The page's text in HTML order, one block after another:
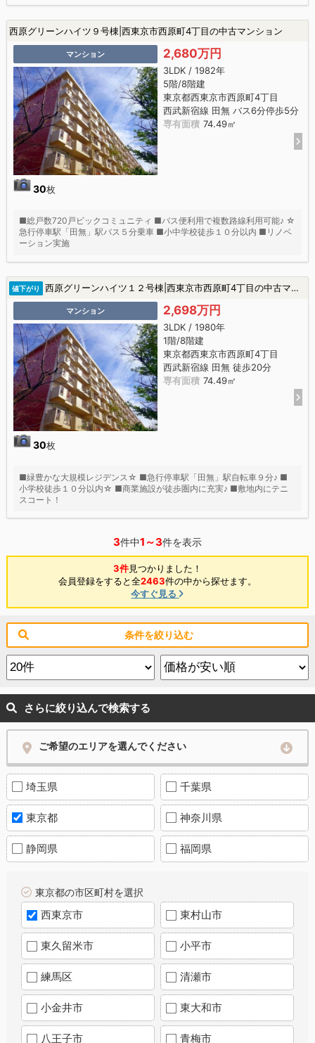
西原グリーンハイツ９号棟|西東京市西原町4丁目の中古マンション
マンション
30枚
2,680万円
3LDK / 1982年
5階/8階建
東京都西東京市西原町4丁目
西武新宿線 田無 バス6分停歩5分
専有面積 74.49㎡
■総戸数720戸ビックコミュニティ ■バス便利用で複数路線利用可能♪ ☆
急行停車駅「田無」駅バス５分乗車 ■小中学校徒歩１０分以内 ■リノベ
ーション実施
値下がり 西原グリーンハイツ１２号棟|西東京市西原町4丁目の中古マンション
マンション
30枚
2,698万円
3LDK / 1980年
1階/8階建
東京都西東京市西原町4丁目
西武新宿線 田無 徒歩20分
専有面積 74.49㎡
■緑豊かな大規模レジデンス☆ ■急行停車駅「田無」駅自転車９分♪ ■
小学校徒歩１０分以内☆ ■商業施設が徒歩圏内に充実♪ ■敷地内にテニ
スコート！
3件中1～3件を表示
3件見つかりました！
会員登録をすると全2463件の中から探せます。
今すぐ見る
条件を絞り込む
さらに絞り込んで検索する
ご希望のエリアを選んでください
埼玉県 千葉県
東京都 神奈川県
静岡県 福岡県
東京都の市区町村を選択
西東京市 東村山市
東久留米市 小平市
練馬区 清瀬市
小金井市 東大和市
八王子市 青梅市